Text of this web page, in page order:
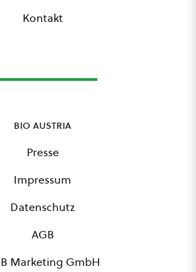
Kontakt
bio austria
Presse
Impressum
Datenschutz
AGB
Marketing GmbH